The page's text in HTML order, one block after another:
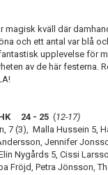
magisk kväll där
och ett antal var blå
upplevelse för
av de här festerna.
HK 24 - 25 (12-17)
7 (3), Malla Hussein 5,
Jennifer
Nygårds 5, Cissi
Fröjd, Petra Jönsson,